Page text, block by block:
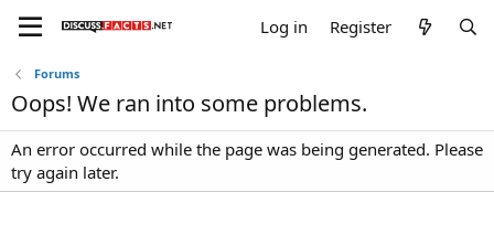
Log in Register
Forums
Oops! We ran into some problems.
An error occurred while the page was being generated. Please
try again later.